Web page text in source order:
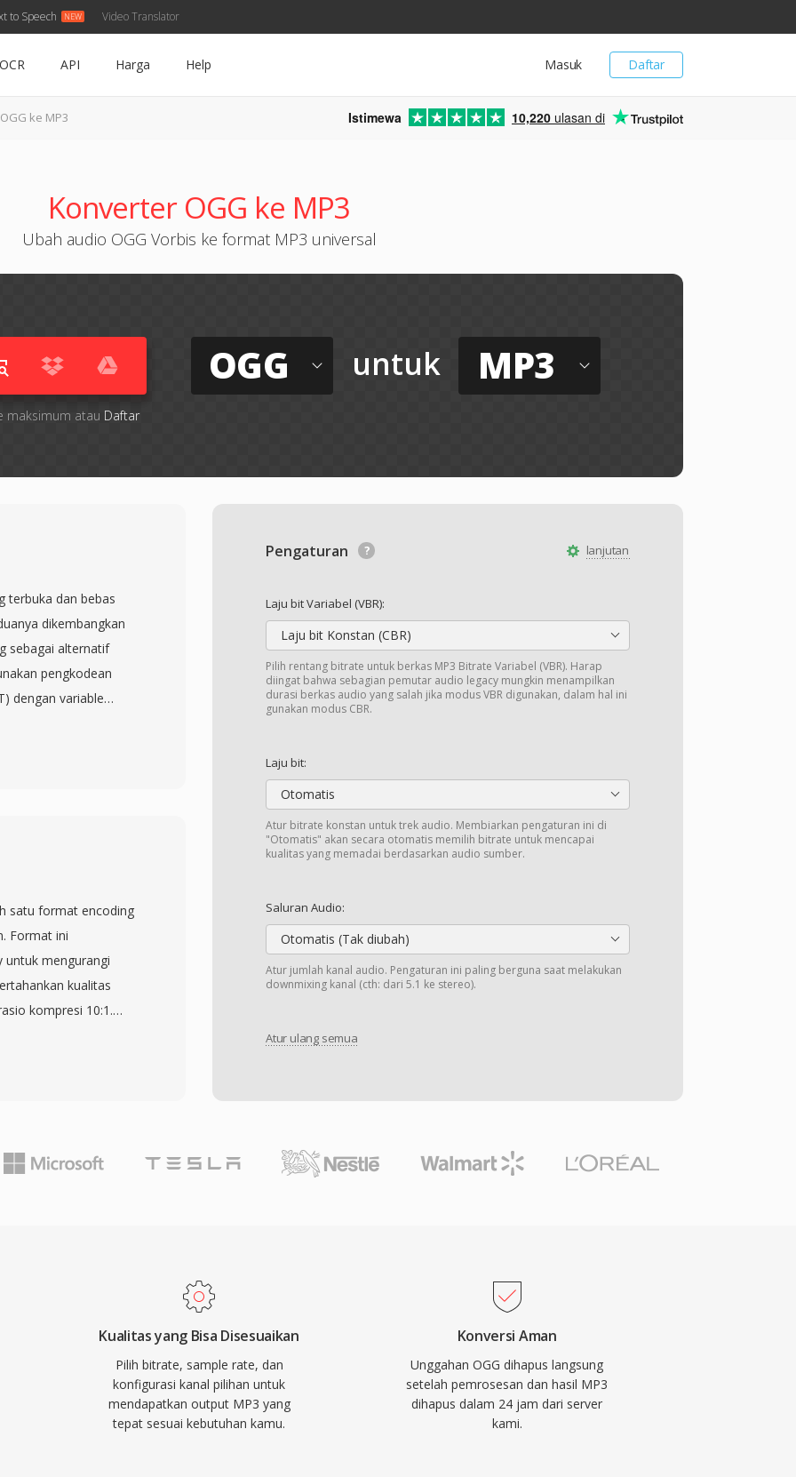
to Speech Video Translator
Daftar
Masuk
OCR API Harga Help
OGG ke MP3 Istimewa 10,220 ulasan di
Konverter OGG ke MP3
Ubah audio OGG Vorbis ke format MP3 universal
maksimum atau Daftar
OGG untuk MP3
lanjutan
Pengaturan
Laju bit Variabel (VBR):
Laju bit Konstan (CBR)
Pilih rentang bitrate untuk berkas MP3 Bitrate Variabel (VBR). Harap
diingat bahwa sebagian pemutar audio legacy mungkin menampilkan
durasi berkas audio yang salah jika modus VBR digunakan, dalam hal ini
gunakan modus CBR.
Laju bit:
Otomatis
Atur bitrate konstan untuk trek audio. Membiarkan pengaturan ini di
"Otomatis" akan secara otomatis memilih bitrate untuk mencapai
kualitas yang memadai berdasarkan audio sumber.
Saluran Audio:
Otomatis (Tak diubah)
Atur jumlah kanal audio. Pengaturan ini paling berguna saat melakukan
downmixing kanal (cth: dari 5.1 ke stereo).
Atur ulang semua
terbuka dan bebas
dikembangkan
sebagai alternatif
pengkodean
dengan variable
kompleksitas sinyal
tidak adanya biaya
Vorbis
Vorbis selama
karena alasan
pada bitrate
pesaing, itulah
game di mana
satu format encoding
Format ini
untuk mengurangi
kualitas
kompresi 10:1.
sama dengan
Kompresi yang
dan ukuran file yang
di hampir
perangkat portabel.
Kualitas yang Bisa Disesuaikan
Pilih bitrate, sample rate, dan
konfigurasi kanal pilihan untuk
mendapatkan output MP3 yang
tepat sesuai kebutuhan kamu.
Konversi Aman
Unggahan OGG dihapus langsung
setelah pemrosesan dan hasil MP3
dihapus dalam 24 jam dari server
kami.